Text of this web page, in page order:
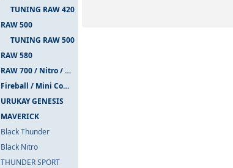
TUNING RAW 420
RAW 500
TUNING RAW 500
RAW 580
RAW 700 / Nitro / PIUMA
Fireball / Mini Comet
URUKAY GENESIS
MAVERICK
Black Thunder
Black Nitro
THUNDER SPORT